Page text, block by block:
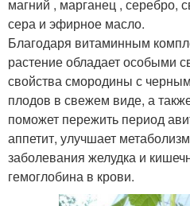
магний , марганец , серебро,
сера и эфирное масло.
Благодаря витаминным
растение обладает особыми
свойства смородины с
плодов в свежем виде, а
поможет пережить период
аппетит, улучшает
заболевания желудка и
гемоглобина в крови.